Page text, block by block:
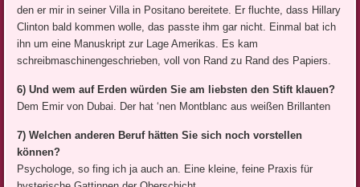
den er mir in seiner Villa in Positano bereitete. Er fluchte, dass Hillary
Clinton bald kommen wolle, das passte ihm gar nicht. Einmal bat ich
ihn um eine Manuskript zur Lage Amerikas. Es kam
schreibmaschinengeschrieben, voll von Rand zu Rand des Papiers.
6) Und wem auf Erden würden Sie am liebsten den Stift klauen?
Dem Emir von Dubai. Der hat ‘nen Montblanc aus weißen Brillanten
7) Welchen anderen Beruf hätten Sie sich noch vorstellen
können?
Psychologe, so fing ich ja auch an. Eine kleine, feine Praxis für